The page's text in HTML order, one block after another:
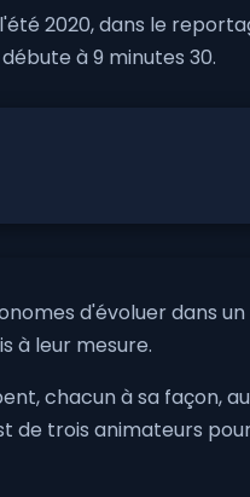
2020, dans le
à 9 minutes 30.
d'évoluer dans un
à leur mesure.
chacun à sa façon,
de trois animateurs